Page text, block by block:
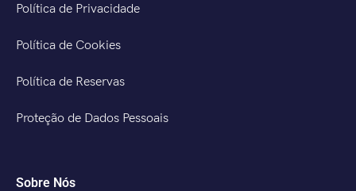
Política de Privacidade
Política de Cookies
Política de Reservas
Proteção de Dados Pessoais
Sobre Nós